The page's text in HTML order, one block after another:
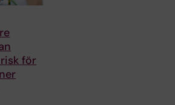
för